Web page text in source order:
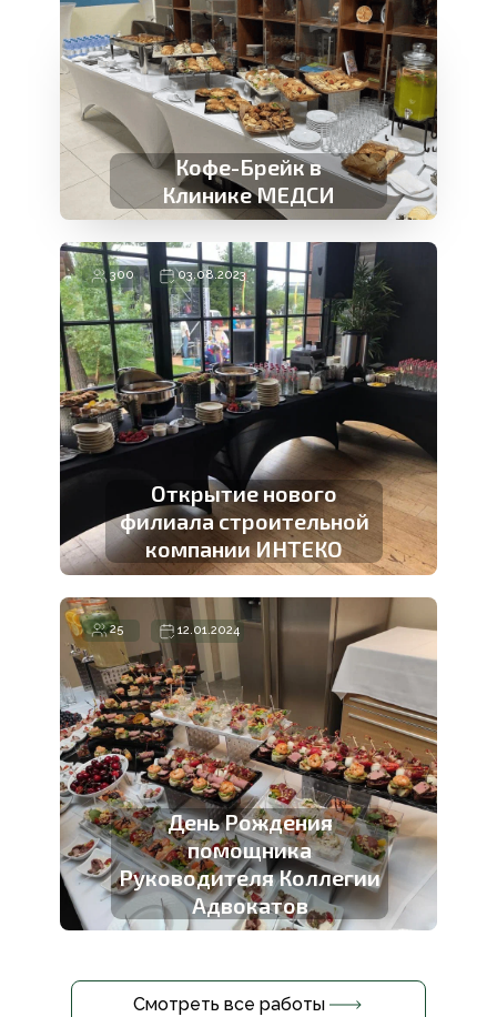
Новогодний Фуршет
День Рождения
помощника
Руководителя Коллегии
Адвокатов
25 12.01.2024
Кофе-Брейк в
Клинике МЕДСИ
Открытие нового
филиала строительной
компании ИНТЕКО
300 03.08.2023
Смотреть все работы